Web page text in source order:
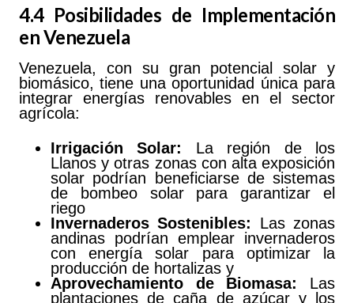
4.4 Posibilidades de Implementación
en Venezuela
Venezuela, con su gran potencial solar y
biomásico, tiene una oportunidad única para
integrar energías renovables en el sector
agrícola:
Irrigación Solar: La región de los
Llanos y otras zonas con alta exposición
solar podrían beneficiarse de sistemas
de bombeo solar para garantizar el
riego
Invernaderos Sostenibles: Las zonas
andinas podrían emplear invernaderos
con energía solar para optimizar la
producción de hortalizas y
Aprovechamiento de Biomasa: Las
plantaciones de caña de azúcar y los